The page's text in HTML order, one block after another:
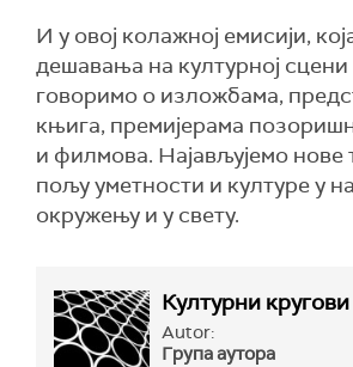
И у овој колажној емисији,
дешавања на културној сцени
говоримо о изложбама,
књига, премијерама
и филмова. Најављујемо нове
пољу уметности и културе у
окружењу и у свету.
Културни кругови
Autor:
Група аутора